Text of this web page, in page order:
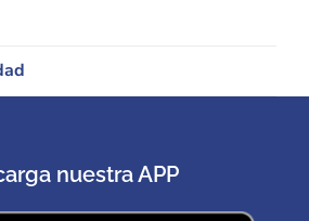
nuestra APP